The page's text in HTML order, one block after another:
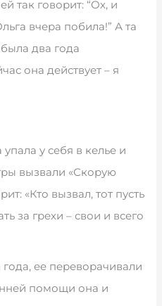
так говорит: “Ох, и
вчера побила!” А та
была два года
она действует – я
у себя в келье и
вызвали «Скорую
«Кто вызвал, тот пусть
за грехи – свои и всего
ее переворачивали
помощи она и